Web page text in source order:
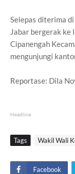
Selepas diterima
Jabar bergerak ke
Cipanengah
mengunjungi
Reportase: Dila
Headline
Tags Wakil Wali
Facebook